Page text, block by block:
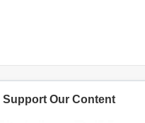
Support Our Content